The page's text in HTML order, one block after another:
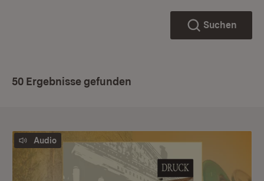
Suchen
50 Ergebnisse gefunden
Audio